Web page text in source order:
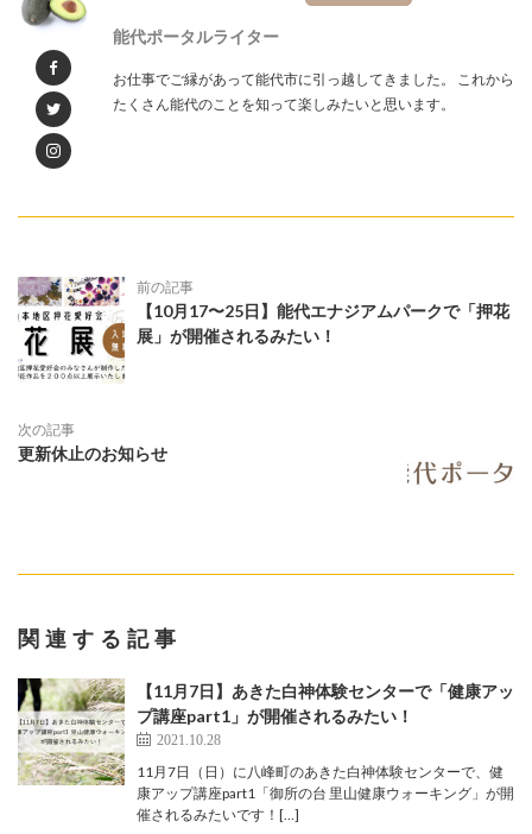
能代ポータルライター
お仕事でご縁があって能代市に引っ越してきました。 これから
たくさん能代のことを知って楽しみたいと思います。
前の記事
【10月17〜25日】能代エナジアムパークで「押花
展」が開催されるみたい！
次の記事
更新休止のお知らせ
関連する記事
【11月7日】あきた白神体験センターで「健康アッ
プ講座part1」が開催されるみたい！
2021.10.28
11月7日（日）に八峰町のあきた白神体験センターで、健
康アップ講座part1「御所の台 里山健康ウォーキング」が開
催されるみたいです！[…]